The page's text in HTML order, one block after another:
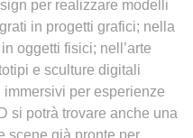
per realizzare modelli
in progetti grafici; nella
oggetti fisici; nell’arte
e sculture digitali
per esperienze
si potrà trovare anche una
scene già pronte per